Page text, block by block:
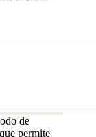
de
permite